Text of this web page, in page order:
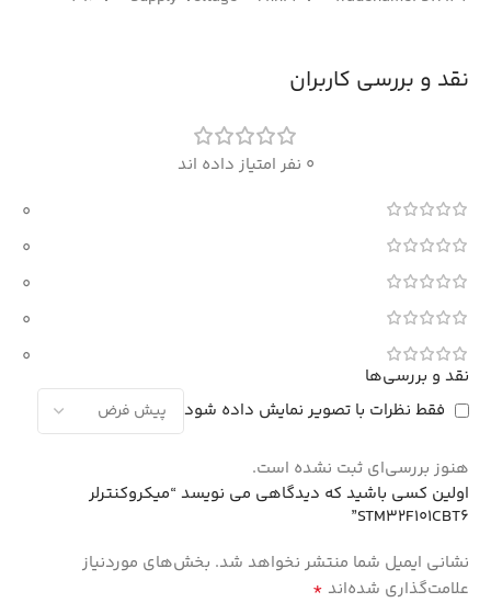
نقد و بررسی کاربران
0 نفر امتیاز داده اند
0
0
0
0
0
نقد و بررسی‌ها
فقط نظرات با تصویر نمایش داده شود
هنوز بررسی‌ای ثبت نشده است.
اولین کسی باشید که دیدگاهی می نویسد “میکروکنترلر
STM32F101CBT6”
نشانی ایمیل شما منتشر نخواهد شد. بخش‌های موردنیاز
علامت‌گذاری شده‌اند *